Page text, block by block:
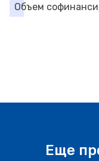
Объем
Еще